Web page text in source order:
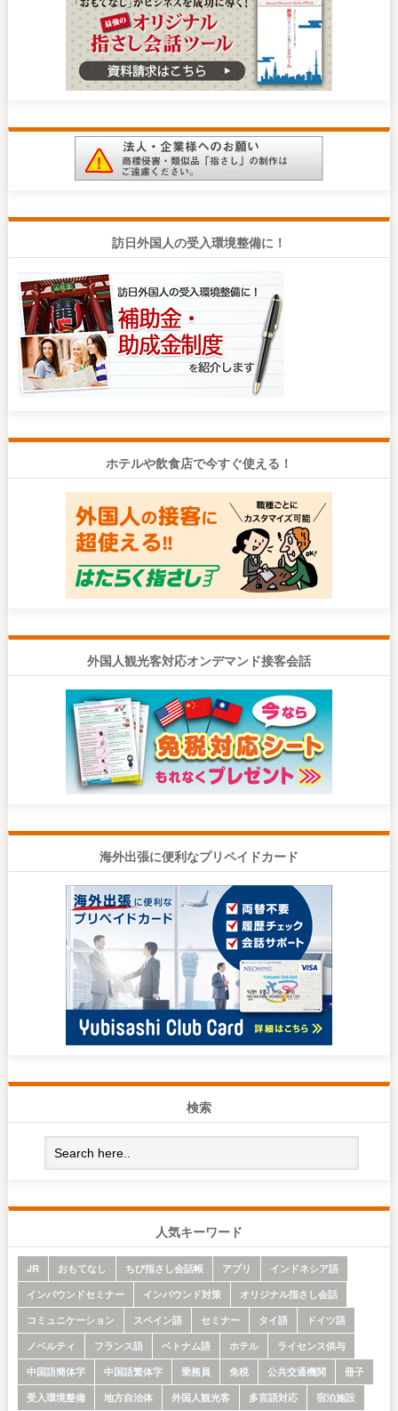
訪日外国人の受入環境整備に！
ホテルや飲食店で今すぐ使える！
外国人観光客対応オンデマンド接客会話
海外出張に便利なプリペイドカード
検索
人気キーワード
JR おもてなし ちび指さし会話帳 アプリ
インドネシア語
インバウンドセミナー
インバウンド対策
オリジナル指さし会話
コミュニケーション
スペイン語 セミナー タイ語
ドイツ語
ノベルティ
フランス語 ベトナム語 ホテル
ライセンス供与
中国語簡体字
中国語繁体字 乗務員 免税 公共交通機関
冊子
受入環境整備
地方自治体 外国人観光客 多言語対応
宿泊施設